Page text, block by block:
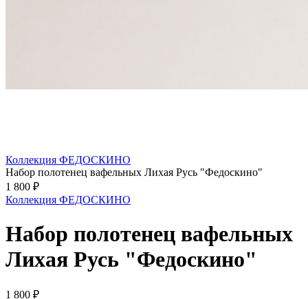
Коллекция ФЕДОСКИНО
Набор полотенец вафельных Лихая Русь "Федоскино"
1 800 ₽
Коллекция ФЕДОСКИНО
Набор полотенец вафельных
Лихая Русь "Федоскино"
1 800 ₽